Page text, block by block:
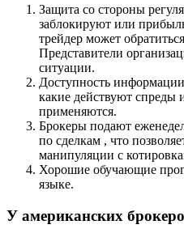
Защита со стороны
заблокируют или
трейдер может
Представители
ситуации.
Доступность
какие действуют спреды
применяются.
Брокеры подают
по сделкам , что
манипуляции с
Хорошие обучающие
языке.
У американских